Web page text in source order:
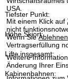
USA.
Mit einem Klick auf
nicht
Wenn SieAblehnen
Vertragserfüllung
Weitere
Änderung Ihrer
s
e
i
t
Tiefster Punkt:
Höhe Skiort:
Lifte insgesamt:
Kabinenbahnen: